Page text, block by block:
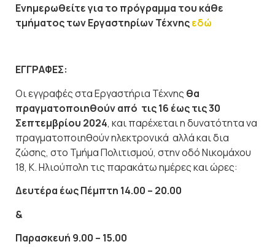
Ενημερωθείτε για το πρόγραμμα του κάθε
τμήματος των Εργαστηρίων Τέχνηςεδώ
ΕΓΓΡΑΦΕΣ:
Οι εγγραφές στα Εργαστήρια Τέχνης θα
πραγματοποιηθούν από τις 16 έως τις 30
Σεπτεμβρίου 2024, και παρέχεται η δυνατότητα να
πραγματοποιηθούν ηλεκτρονικά αλλά και δια
ζώσης, στο Τμήμα Πολιτισμού, στην οδό Νικομάχου
18, Κ. Ηλιούπολη τις παρακάτω ημέρες και ώρες:
Δευτέρα έως Πέμπτη 14.00 – 20.00
&
Παρασκευή 9.00 – 15.00